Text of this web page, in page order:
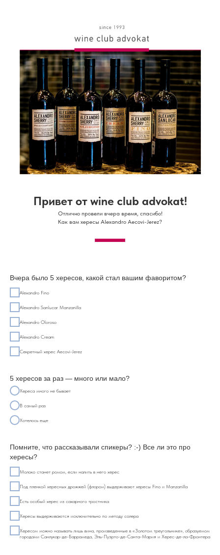
Привет от wine club advokat!
Отлично провели вчера время, спасибо!
Как вам хересы Alexandro Aecovi-Jerez?
Вчера было 5 хересов, какой стал вашим фаворитом?
Alexandro Fino
Alexandro Sanlucar Manzanilla
Alexandro Oloroso
Alexandro Cream
Секретный херес Aecovi-Jerez
5 хересов за раз — много или мало?
Хереса много не бывает
В самый раз
Хотелось еще
Помните, что рассказывали спикеры? :-) Все ли это про
хересы?
Молоко станет ромом, если налить в него херес
Под пленкой хересных дрожжей (флором) выдерживают хересы Fino и Manzanilla
Есть особый херес из сахарного тростника
Хересы выдерживаются исключительно по методу солера
Хересом можно называть лишь вина, произведенные в «Золотом треугольнике», образуемом
городами Санлукар-де-Баррамеда, Эль-Пуэрто-де-Санта-Мария и Херес-де-ла-Фронтера